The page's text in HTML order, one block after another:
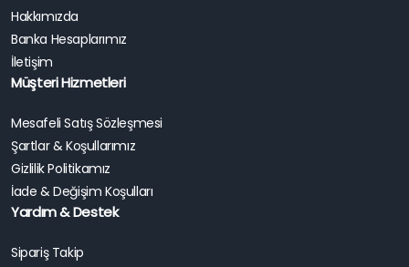
Hakkımızda
Banka Hesaplarımız
İletişim
Müşteri Hizmetleri
Mesafeli Satış Sözleşmesi
Şartlar & Koşullarımız
Gizlilik Politikamız
İade & Değişim Koşulları
Yardım & Destek
Sipariş Takip